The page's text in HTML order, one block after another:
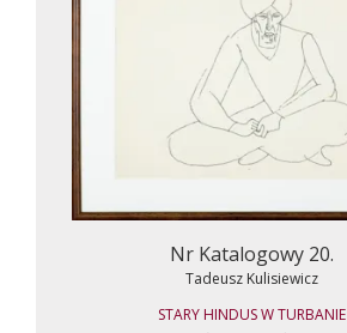
Nr Katalogowy 20.
Tadeusz Kulisiewicz
STARY HINDUS W TURBANIE